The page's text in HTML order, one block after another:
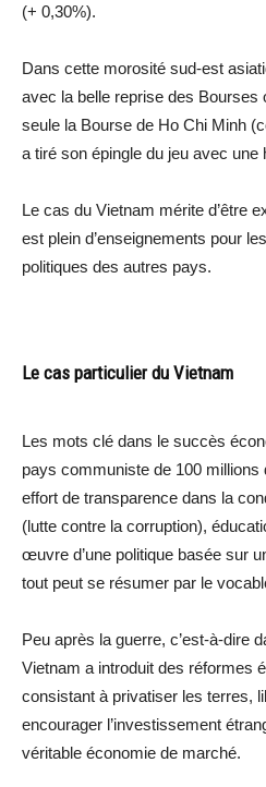
(+ 0,30%).
Dans cette morosité sud-est
avec la belle reprise des Bourses
seule la Bourse de Ho Chi Minh
a tiré son épingle du jeu avec une
Le cas du Vietnam mérite d’être
est plein d’enseignements pour
politiques des autres pays.
Le cas particulier du Vietnam
Les mots clé dans le succès
pays communiste de 100 millions
effort de transparence dans la
(lutte contre la corruption),
œuvre d’une politique basée sur
tout peut se résumer par le
Peu après la guerre, c’est-à-dire
Vietnam a introduit des réformes
consistant à privatiser les terres,
encourager l’investissement
véritable économie de marché.